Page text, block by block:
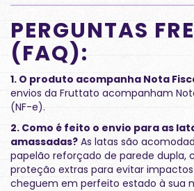
PERGUNTAS
(FAQ):
1. O produto acompanha Nota
envios da Fruttato acompanham
(NF-e).
2. Como é feito o envio para as
amassadas? As latas são
papelão reforçado de parede dupla,
proteção extras para evitar
cheguem em perfeito estado à sua